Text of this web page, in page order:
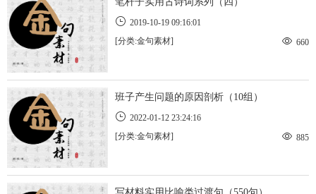
2019-10-19 09:16:01
[分类:金句素材]
660
班子产生问题的原因剖析（10组）
2022-01-12 23:24:16
[分类:金句素材]
885